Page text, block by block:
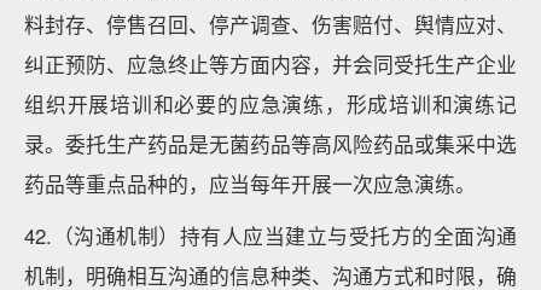
料封存、停售召回、停产调查、伤害赔付、舆情应对、
纠正预防、应急终止等方面内容，并会同受托生产企业
组织开展培训和必要的应急演练，形成培训和演练记
录。委托生产药品是无菌药品等高风险药品或集采中选
药品等重点品种的，应当每年开展一次应急演练。
42.（沟通机制）持有人应当建立与受托方的全面沟通
机制，明确相互沟通的信息种类、沟通方式和时限，确